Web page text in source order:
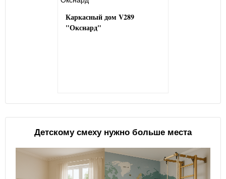
Каркасный дом V289
"Окснард"
Детскому смеху нужно больше места